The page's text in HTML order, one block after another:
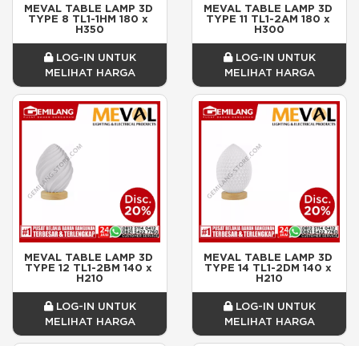
MEVAL TABLE LAMP 3D
TYPE 8 TL1-1HM 180 x
H350
LOG-IN UNTUK
MELIHAT HARGA
MEVAL TABLE LAMP 3D
TYPE 11 TL1-2AM 180 x
H300
LOG-IN UNTUK
MELIHAT HARGA
MEVAL TABLE LAMP 3D
TYPE 12 TL1-2BM 140 x
H210
LOG-IN UNTUK
MELIHAT HARGA
MEVAL TABLE LAMP 3D
TYPE 14 TL1-2DM 140 x
H210
LOG-IN UNTUK
MELIHAT HARGA